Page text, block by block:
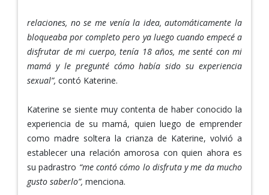
relaciones, no se me venía la idea, automáticamente la
bloqueaba por completo pero ya luego cuando empecé a
disfrutar de mi cuerpo, tenía 18 años, me senté con mi
mamá y le pregunté cómo había sido su experiencia
sexual”, contó Katerine.
Katerine se siente muy contenta de haber conocido la
experiencia de su mamá, quien luego de emprender
como madre soltera la crianza de Katerine, volvió a
establecer una relación amorosa con quien ahora es
su padrastro “me contó cómo lo disfruta y me da mucho
gusto saberlo”, menciona.